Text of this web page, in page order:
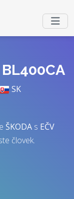
SK
ŠKODA s EČV
človek.